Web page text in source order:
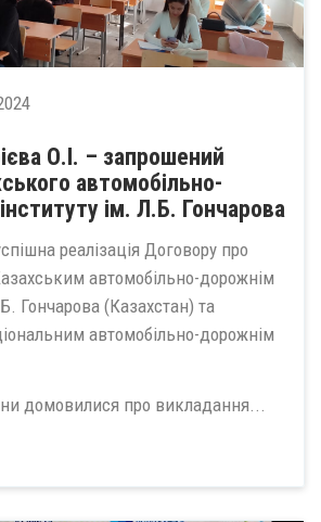
О.І. – запрошений
автомобільно-
ім. Л.Б. Гончарова
реалізація Договору про
автомобільно-дорожнім
Гончарова (Казахстан) та
автомобільно-дорожнім
домовилися про викладання...